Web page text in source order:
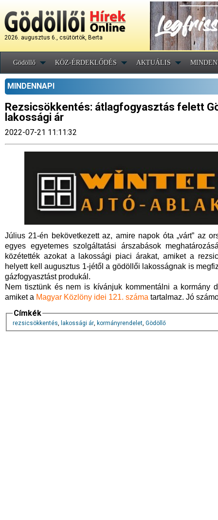
2026. augusztus 6., csütörtök, Berta
Gödöllő KÖZ-ÉRDEKLŐDÉS AKTUÁLIS
MINDENNAPI
Rezsicsökkentés: átlagfogyasztás felett
lakossági ár
2022-07-21 11:11:32
Július 21-én bekövetkezett az, amire napok óta „várt” az
egyes egyetemes szolgáltatási árszabások
közétették azokat a lakossági piaci árakat, amiket a
helyett kell augusztus 1-jétől a gödöllői lakosságnak is
gázfogyasztást produkál.
Nem tisztünk és nem is kívánjuk kommentálni a kormány
amiket a Magyar Közlöny idei 121. száma tartalmaz. Jó
Címkék
rezsicsökkentés, lakossági ár, kormányrendelet, Gödöllő